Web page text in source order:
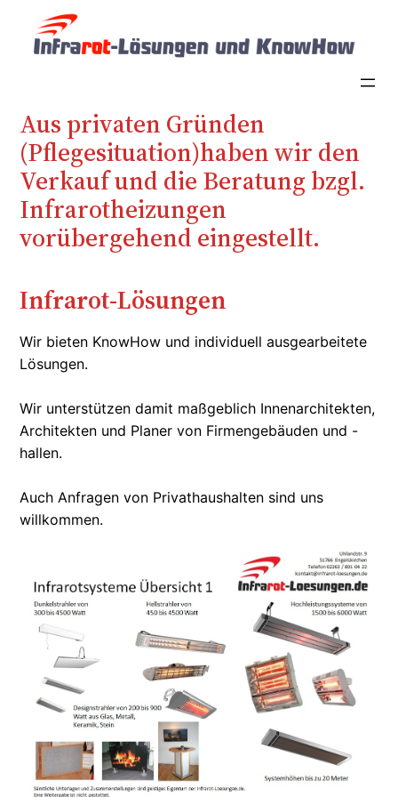
springen
Aus privaten Gründen
(Pflegesituation)haben wir den
Verkauf und die Beratung bzgl.
Infrarotheizungen
vorübergehend eingestellt.
Infrarot-Lösungen
Wir bieten KnowHow und individuell ausgearbeitete
Lösungen.
Wir unterstützen damit maßgeblich Innenarchitekten,
Architekten und Planer von Firmengebäuden und -
hallen.
Auch Anfragen von Privathaushalten sind uns
willkommen.